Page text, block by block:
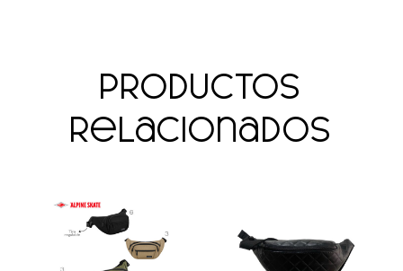
Productos
relacionados